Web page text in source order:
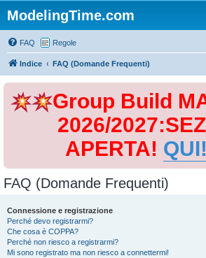
ModelingTime.com
FAQ Regole
Indice FAQ (Domande Frequenti)
Group Build
2026/
APERTA! QUI!
FAQ (Domande Frequenti)
Connessione e registrazione
Perché devo registrarmi?
Che cosa è COPPA?
Perché non riesco a registrarmi?
Mi sono registrato ma non riesco a connettermi!